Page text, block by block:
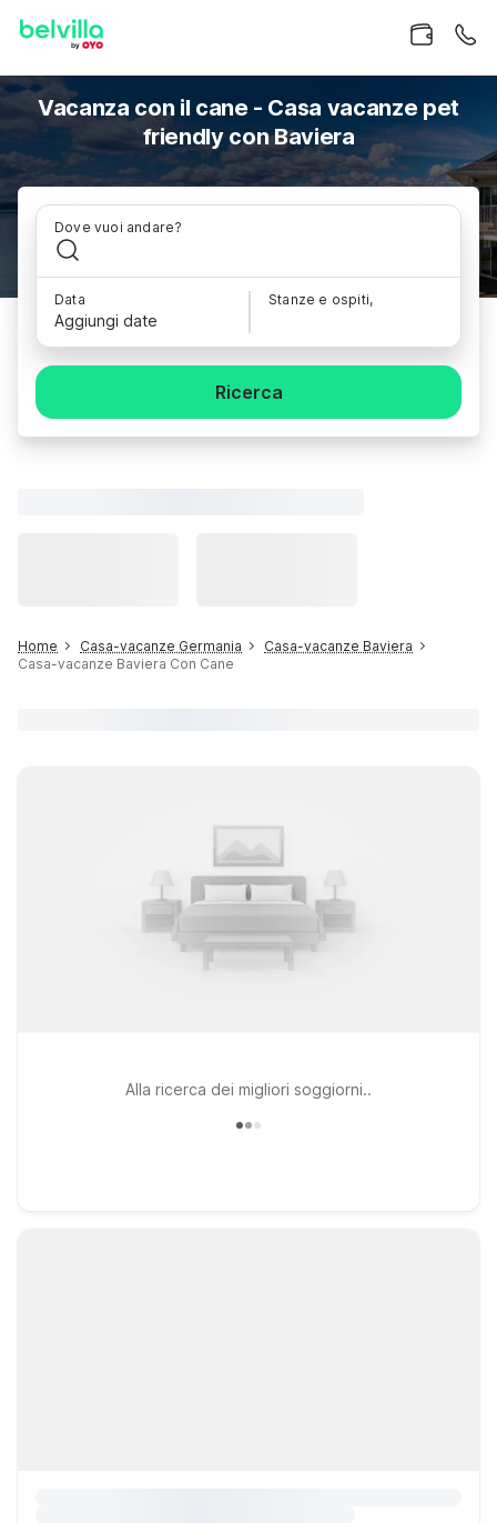
Vacanza con il cane - Casa vacanze pet
friendly con Baviera
Dove vuoi andare?
Data
Aggiungi date
Stanze e ospiti,
Ricerca
Home Casa-vacanze Germania
Casa-vacanze Baviera
Casa-vacanze Baviera Con Cane
Alla ricerca dei migliori soggiorni..